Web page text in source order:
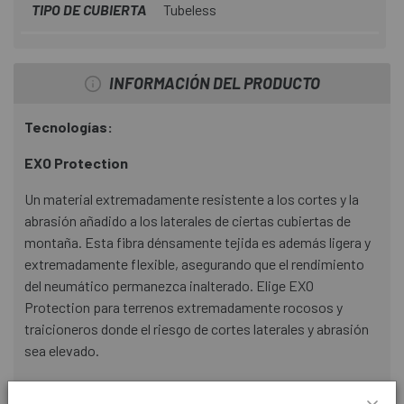
TIPO DE CUBIERTA Tubeless
INFORMACIÓN DEL PRODUCTO
Tecnologías:
EXO Protection
Un material extremadamente resistente a los cortes y la
abrasión añadido a los laterales de ciertas cubiertas de
montaña. Esta fibra dénsamente tejida es además ligera y
extremadamente flexible, asegurando que el rendimiento
del neumático permanezca inalterado. Elige EXO
Protection para terrenos extremadamente rocosos y
traicioneros donde el riesgo de cortes laterales y abrasión
sea elevado.
TR Tubeless Ready